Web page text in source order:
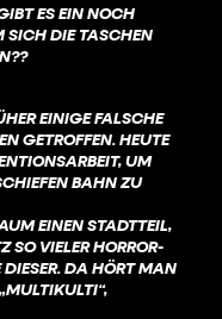
ES EIN NOCH
SICH DIE TASCHEN
EINIGE FALSCHE
GETROFFEN. HEUTE
UM
BAHN ZU
EINEN STADTTEIL,
SO VIELER HORROR-
DA HÖRT MAN